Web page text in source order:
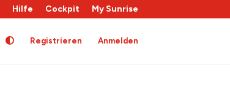
Hilfe Cockpit My Sunrise
Registrieren Anmelden